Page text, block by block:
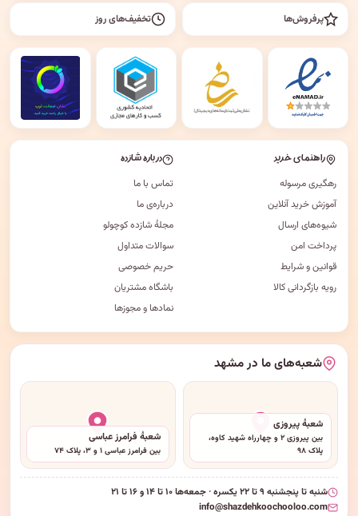
پرفروش‌ها تخفیف‌های روز
راهنمای خرید
رهگیری مرسوله
آموزش خرید آنلاین
شیوه‌های ارسال
پرداخت امن
قوانین و شرایط
رویه بازگردانی کالا
درباره شازده
تماس با ما
درباره‌ی ما
مجلهٔ شازده کوچولو
سوالات متداول
حریم خصوصی
باشگاه مشتریان
نمادها و مجوزها
شعبه‌های ما در مشهد
شعبهٔ پیروزی
بین پیروزی ۲ و چهارراه شهید کاوه،
پلاک ۹۸
شعبهٔ فرامرز عباسی
بین فرامرز عباسی ۱ و ۳، پلاک ۷۴
شنبه تا پنجشنبه ۹ تا ۲۲ یکسره · جمعه‌ها ۱۰ تا ۱۴ و ۱۶ تا ۲۱
info@shazdehkoochooloo.com